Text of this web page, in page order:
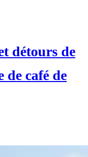
détours de
de café de